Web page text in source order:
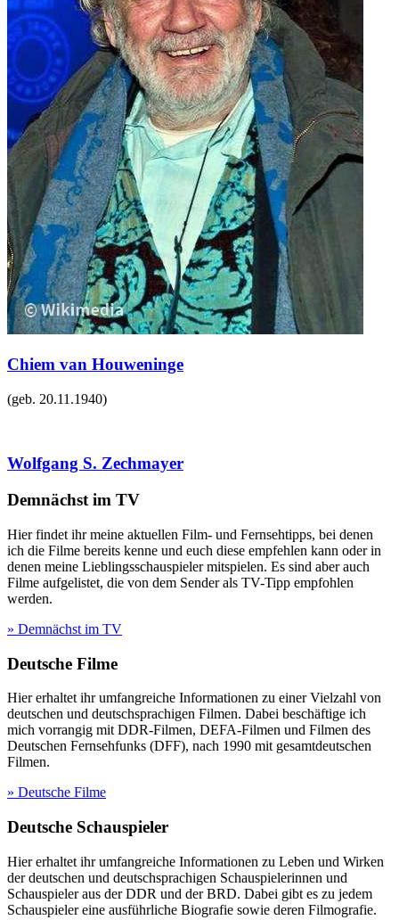
Chiem van Houweninge
(geb. 20.11.1940)
Wolfgang S. Zechmayer
Demnächst im TV
Hier findet ihr meine aktuellen Film- und Fernsehtipps, bei denen
ich die Filme bereits kenne und euch diese empfehlen kann oder in
denen meine Lieblingsschauspieler mitspielen. Es sind aber auch
Filme aufgelistet, die von dem Sender als TV-Tipp empfohlen
werden.
» Demnächst im TV
Deutsche Filme
Hier erhaltet ihr umfangreiche Informationen zu einer Vielzahl von
deutschen und deutschsprachigen Filmen. Dabei beschäftige ich
mich vorrangig mit DDR-Filmen, DEFA-Filmen und Filmen des
Deutschen Fernsehfunks (DFF), nach 1990 mit gesamtdeutschen
Filmen.
» Deutsche Filme
Deutsche Schauspieler
Hier erhaltet ihr umfangreiche Informationen zu Leben und Wirken
der deutschen und deutschsprachigen Schauspielerinnen und
Schauspieler aus der DDR und der BRD. Dabei gibt es zu jedem
Schauspieler eine ausführliche Biografie sowie deren Filmografie.